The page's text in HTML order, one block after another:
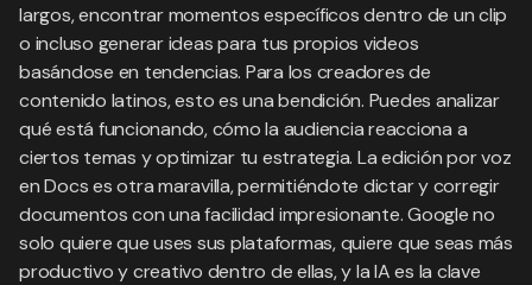
largos, encontrar momentos específicos dentro de un clip
o incluso generar ideas para tus propios videos
basándose en tendencias. Para los creadores de
contenido latinos, esto es una bendición. Puedes analizar
qué está funcionando, cómo la audiencia reacciona a
ciertos temas y optimizar tu estrategia. La edición por voz
en Docs es otra maravilla, permitiéndote dictar y corregir
documentos con una facilidad impresionante. Google no
solo quiere que uses sus plataformas, quiere que seas más
productivo y creativo dentro de ellas, y la IA es la clave